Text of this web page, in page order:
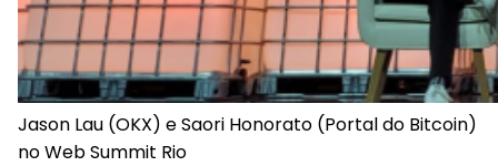
Jason Lau (OKX) e Saori Honorato (Portal do Bitcoin)
no Web Summit Rio